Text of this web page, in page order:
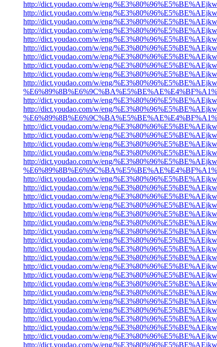
http://dict.youdao.com/w/eng/
http://dict.youdao.com/w/eng/
http://dict.youdao.com/w/eng/
http://dict.youdao.com/w/eng/
http://dict.youdao.com/w/eng/
http://dict.youdao.com/w/eng/
http://dict.youdao.com/w/eng/
http://dict.youdao.com/w/eng/
http://dict.youdao.com/w/eng/
http://dict.youdao.com/w/eng/
http://dict.youdao.com/w/eng/
http://dict.youdao.com/w/eng/
http://dict.youdao.com/w/eng/
http://dict.youdao.com/w/eng/
http://dict.youdao.com/w/eng/
http://dict.youdao.com/w/eng/
http://dict.youdao.com/w/eng/
http://dict.youdao.com/w/eng/
http://dict.youdao.com/w/eng/
http://dict.youdao.com/w/eng/
http://dict.youdao.com/w/eng/
http://dict.youdao.com/w/eng/
http://dict.youdao.com/w/eng/
http://dict.youdao.com/w/eng/
http://dict.youdao.com/w/eng/
http://dict.youdao.com/w/eng/
http://dict.youdao.com/w/eng/
http://dict.youdao.com/w/eng/
http://dict.youdao.com/w/eng/
http://dict.youdao.com/w/eng/
http://dict.youdao.com/w/eng/
http://dict.youdao.com/w/eng/
http://dict.youdao.com/w/eng/
http://dict.youdao.com/w/eng/
http://dict.youdao.com/w/eng/
http://dict.youdao.com/w/eng/
http://dict.youdao.com/w/eng/